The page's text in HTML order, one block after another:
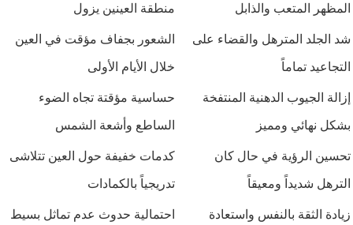
المظهر المتعب والذابل منطقة العينين يزول
شد الجلد المترهل والقضاء على
التجاعيد تماماً
الشعور بجفاف مؤقت في العين
خلال الأيام الأولى
إزالة الجيوب الدهنية المنتفخة
بشكل نهائي ومميز
حساسية مؤقتة تجاه الضوء
الساطع وأشعة الشمس
تحسين الرؤية في حال كان
الترهل شديداً ومعيقاً
كدمات خفيفة حول العين تتلاشى
تدريجياً بالكمادات
زيادة الثقة بالنفس واستعادة احتمالية حدوث عدم تماثل بسيط